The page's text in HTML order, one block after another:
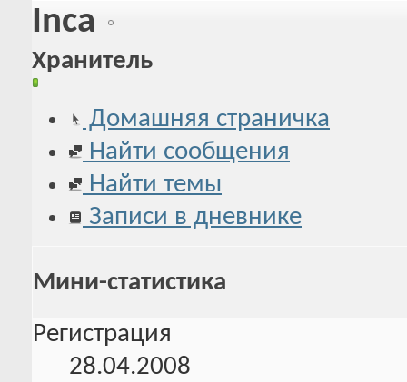
Inca
Хранитель
Домашняя страничка
Найти сообщения
Найти темы
Записи в дневнике
Мини-статистика
Регистрация
28.04.2008